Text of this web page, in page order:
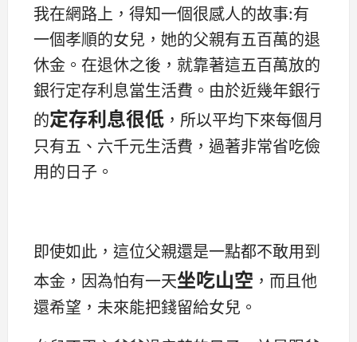
我在網路上，得知一個很感人的故事:有
一個孝順的女兒，她的父親有五百萬的退
休金。在退休之後，就靠著這五百萬放的
銀行定存利息當生活費。由於近幾年銀行
的定存利息很低 ，所以平均下來每個月
只有五、六千元生活費，過著非常省吃儉
用的日子。
即使如此，這位父親還是一點都不敢用到
本金，因為怕有一天坐吃山空 ，而且他
還希望，未來能把錢留給女兒。